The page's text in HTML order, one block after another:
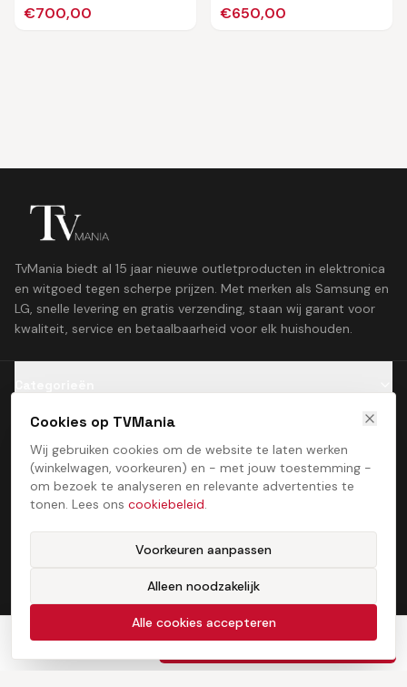
Cookies op TVMania
Wij gebruiken cookies om de website te laten werken
(winkelwagen, voorkeuren) en - met jouw toestemming -
om bezoek te analyseren en relevante advertenties te
tonen. Lees ons cookiebeleid.
Voorkeuren aanpassen
Alleen noodzakelijk
Alle cookies accepteren
€700,00 €650,00
750,00 In winkelwagen
TvMania biedt al 15 jaar nieuwe outletproducten in elektronica
en witgoed tegen scherpe prijzen. Met merken als Samsung en
LG, snelle levering en gratis verzending, staan wij garant voor
kwaliteit, service en betaalbaarheid voor elk huishouden.
Klantenservice
Contact
Cookiebeleid
ProcessStudio